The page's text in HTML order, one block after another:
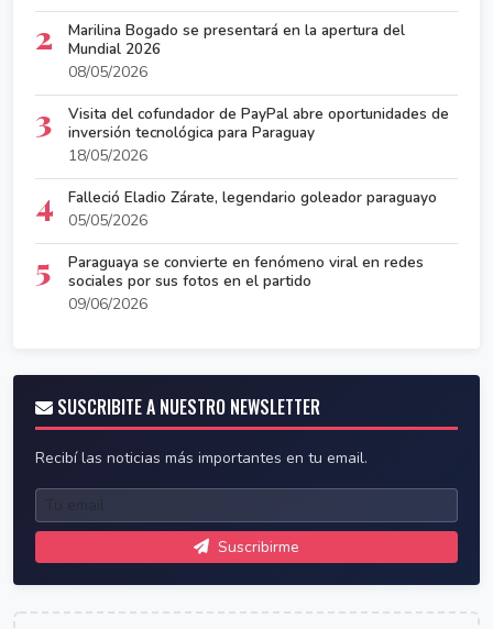
2
Marilina Bogado se presentará en la apertura del
Mundial 2026
08/05/2026
3
Visita del cofundador de PayPal abre oportunidades de
inversión tecnológica para Paraguay
18/05/2026
4
Falleció Eladio Zárate, legendario goleador paraguayo
05/05/2026
5
Paraguaya se convierte en fenómeno viral en redes
sociales por sus fotos en el partido
09/06/2026
SUSCRIBITE A NUESTRO NEWSLETTER
Recibí las noticias más importantes en tu email.
Suscribirme